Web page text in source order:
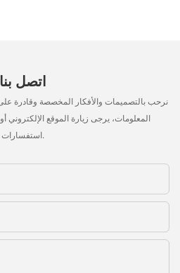
اتصل بنا
نرحب بالتصميمات والأفكار المخصصة وقادرة
المعلومات، يرجى زيارة الموقع الإلكتروني
استفسارات.